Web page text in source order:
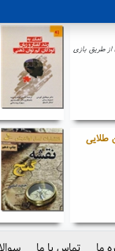
از طریق بازی
طلایی
ما تماس با ما